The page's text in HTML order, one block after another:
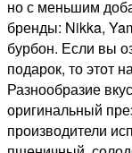
но с меньшим
бренды: Nikka,
бурбон. Если вы
подарок, то этот
Разнообразие
оригинальный
производители